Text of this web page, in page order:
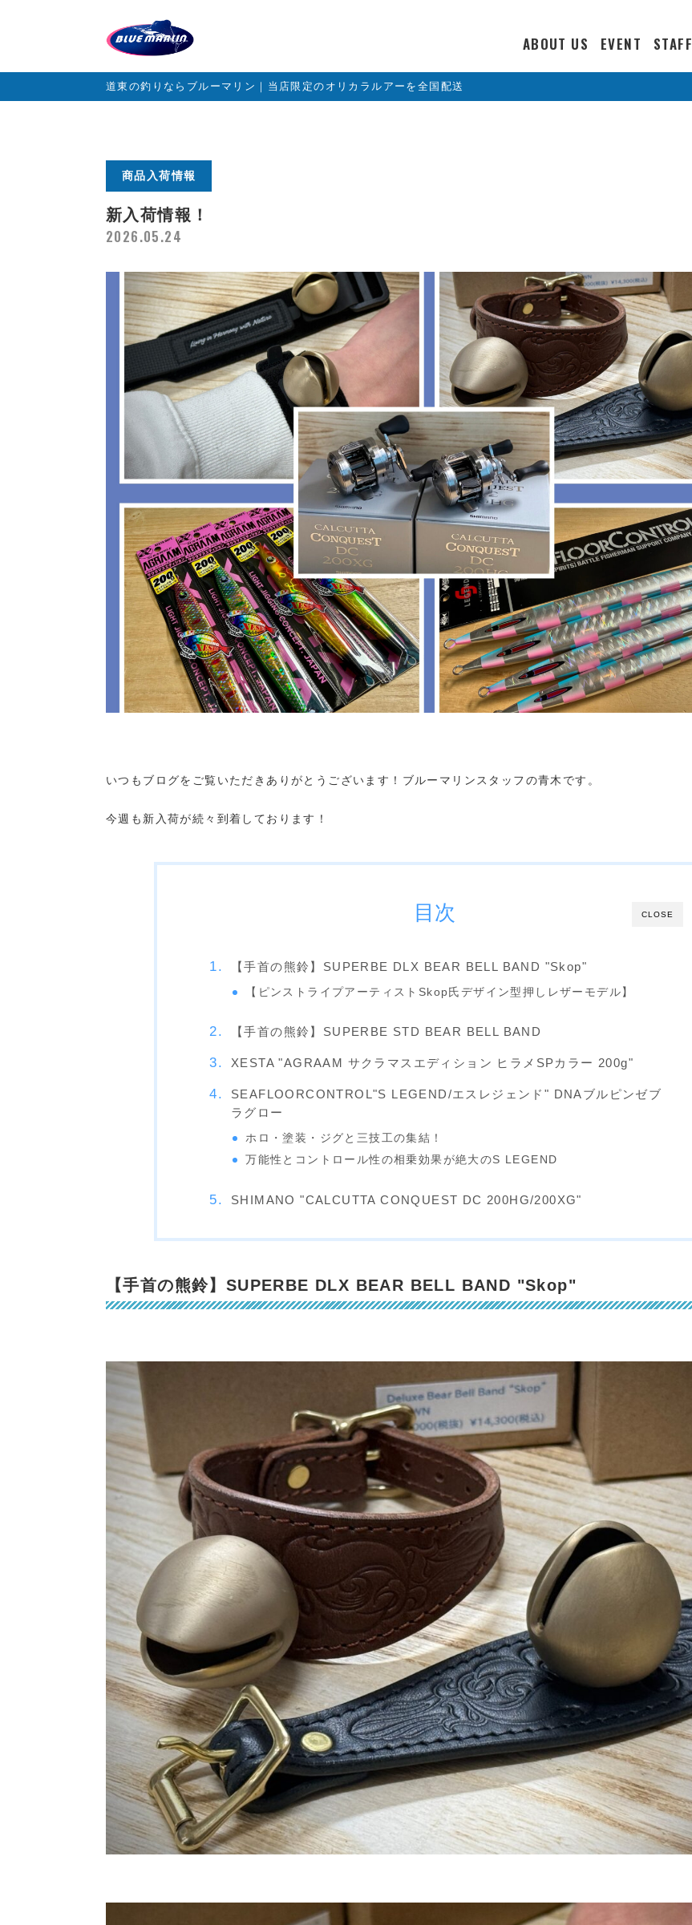
ABOUT US EVENT STAFF
道東の釣りならブルーマリン｜当店限定のオリカラルアーを全国配送
商品入荷情報
新入荷情報！
2026.05.24
いつもブログをご覧いただきありがとうございます！ブルーマリンスタッフの青木です。
今週も新入荷が続々到着しております！
CLOSE
目次
【手首の熊鈴】SUPERBE DLX BEAR BELL BAND "Skop"
【ピンストライプアーティストSkop氏デザイン型押しレザーモデル】
【手首の熊鈴】SUPERBE STD BEAR BELL BAND
XESTA "AGRAAM サクラマスエディション ヒラメSPカラー 200g"
SEAFLOORCONTROL"S LEGEND/エスレジェンド" DNAブルピンゼブ
ラグロー
ホロ・塗装・ジグと三技工の集結！
万能性とコントロール性の相乗効果が絶大のS LEGEND
SHIMANO "CALCUTTA CONQUEST DC 200HG/200XG"
【手首の熊鈴】SUPERBE DLX BEAR BELL BAND "Skop"